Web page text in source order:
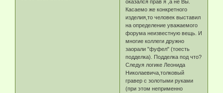
оказался прав я ,а не Вы.
Касаемо же конкретного
изделия,то человек выставил
на определение уважаемого
форума неизвестную вещь. И
многие коллеги дружно
заорали "фуфел" (тоесть
подделка). Подделка под что?
Следуя логике Леонида
Николаевича,толковый
гравер с золотыми руками
(при этом неприменно